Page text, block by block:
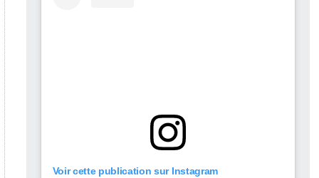
Voir cette publication sur Instagram